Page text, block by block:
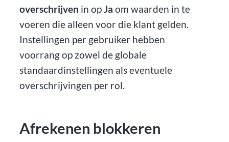
overschrijven in op Ja om waarden in te
voeren die alleen voor die klant gelden.
Instellingen per gebruiker hebben
voorrang op zowel de globale
standaardinstellingen als eventuele
overschrijvingen per rol.
Afrekenen blokkeren